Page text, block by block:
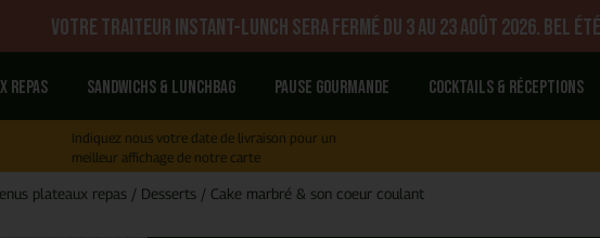
Votre traiteur Instant-Lunch sera fermé du 3 au 23 août 2026. Bel été
repas Sandwichs & Lunchbag Pause gourmande Cocktails & réceptions
Indiquez nous votre date de livraison pour un
meilleur affichage de notre carte
plateaux repas / Desserts / Cake marbré & son coeur coulant